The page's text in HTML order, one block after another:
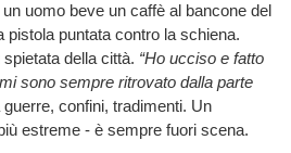
uomo beve un caffè al bancone del
pistola puntata contro la schiena.
della città. “Ho ucciso e fatto
sono sempre ritrovato dalla parte
confini, tradimenti. Un
estreme - è sempre fuori scena.